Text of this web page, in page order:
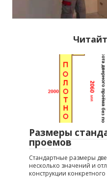
Размеры
проемов
Стандартные размеры
несколько значений и
конструкции конкретного